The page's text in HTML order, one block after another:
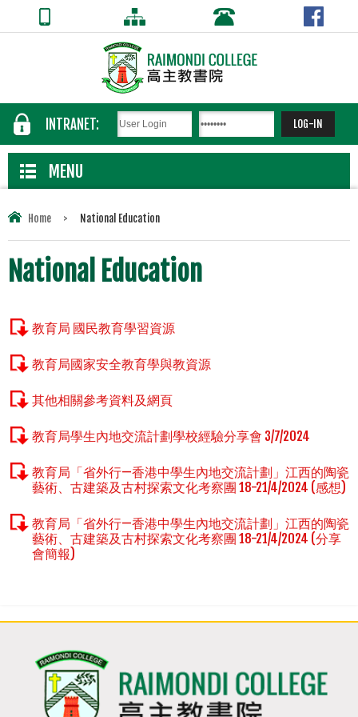
INTRANET:
MENU
Home > National Education
National Education
教育局 國民教育學習資源
教育局國家安全教育學與教資源
其他相關參考資料及網頁
教育局學生內地交流計劃學校經驗分享會 3/7/2024
教育局「省外行—香港中學生內地交流計劃」江西的陶瓷
藝術、古建築及古村探索文化考察團 18-21/4/2024 (感想)
教育局「省外行—香港中學生內地交流計劃」江西的陶瓷
藝術、古建築及古村探索文化考察團 18-21/4/2024 (分享
會簡報)